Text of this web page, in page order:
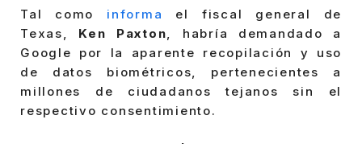
Tal como informa
el fiscal general de
Texas, Ken Paxton, habría demandado a
Google por la aparente recopilación y uso
de datos biométricos, pertenecientes a
millones de ciudadanos tejanos sin el
respectivo consentimiento.